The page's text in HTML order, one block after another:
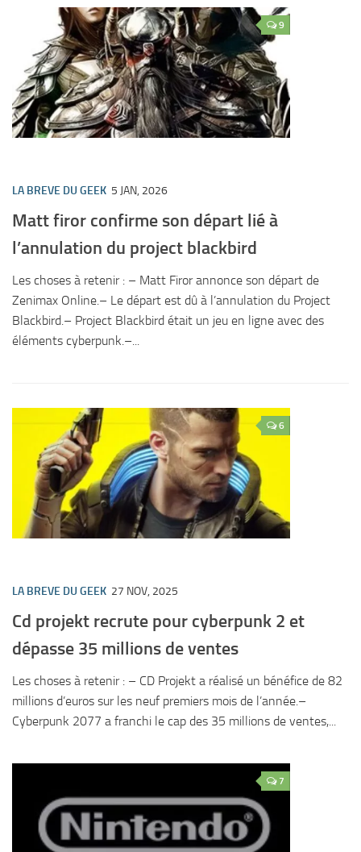
9
LA BREVE DU GEEK 5 JAN, 2026
Matt firor confirme son départ lié à
l’annulation du project blackbird
Les choses à retenir : – Matt Firor annonce son départ de
Zenimax Online.– Le départ est dû à l’annulation du Project
Blackbird.– Project Blackbird était un jeu en ligne avec des
éléments cyberpunk.–...
6
LA BREVE DU GEEK 27 NOV, 2025
Cd projekt recrute pour cyberpunk 2 et
dépasse 35 millions de ventes
Les choses à retenir : – CD Projekt a réalisé un bénéfice de 82
millions d’euros sur les neuf premiers mois de l’année.–
Cyberpunk 2077 a franchi le cap des 35 millions de ventes,...
7